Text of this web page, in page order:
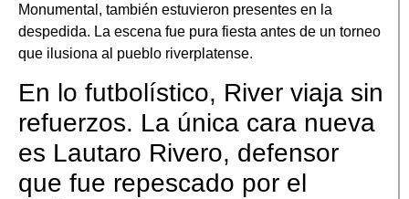
Monumental, también estuvieron presentes en la
despedida. La escena fue pura fiesta antes de un torneo
que ilusiona al pueblo riverplatense.
En lo futbolístico, River viaja sin
refuerzos. La única cara nueva
es Lautaro Rivero, defensor
que fue repescado por el